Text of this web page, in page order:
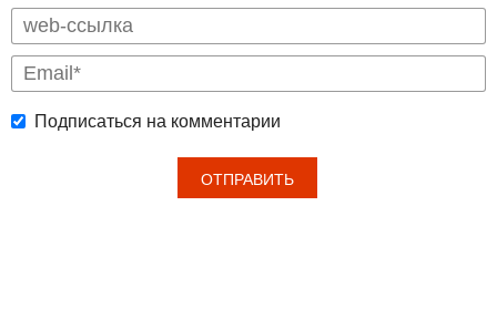
Подписаться на комментарии